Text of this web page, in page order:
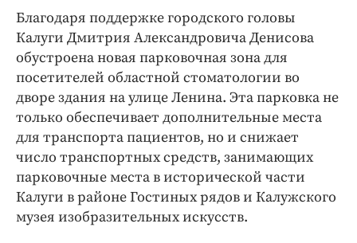
Благодаря поддержке городского головы
Калуги Дмитрия Александровича Денисова
обустроена новая парковочная зона для
посетителей областной стоматологии во
дворе здания на улице Ленина. Эта парковка не
только обеспечивает дополнительные места
для транспорта пациентов, но и снижает
число транспортных средств, занимающих
парковочные места в исторической части
Калуги в районе Гостиных рядов и Калужского
музея изобразительных искусств.